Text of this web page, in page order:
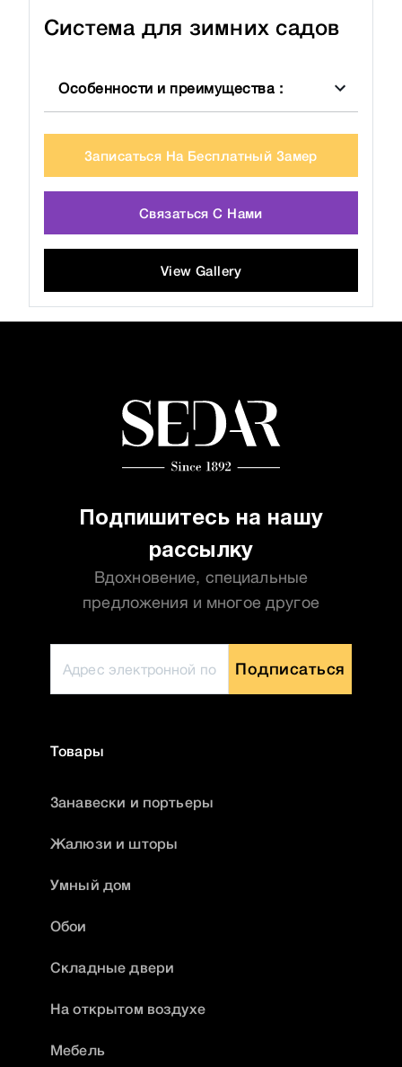
Система для зимних садов
Особенности и преимущества :
Записаться На Бесплатный Замер
Связаться С Нами
View Gallery
Подпишитесь на нашу
рассылку
Вдохновение, специальные
предложения и многое другое
Подписаться
Товары
Занавески и портьеры
Жалюзи и шторы
Умный дом
Обои
Складные двери
На открытом воздухе
Мебель